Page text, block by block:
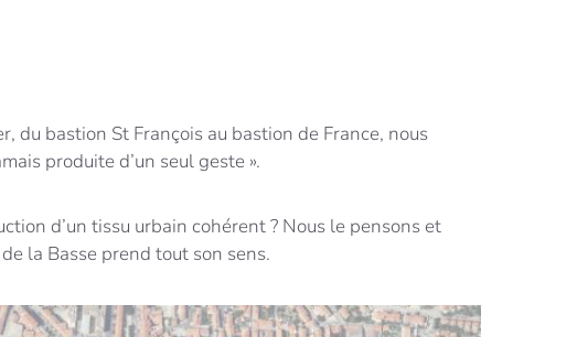
du bastion St François au bastion de France, nous
produite d’un seul geste ».
d’un tissu urbain cohérent ? Nous le pensons et
la Basse prend tout son sens.